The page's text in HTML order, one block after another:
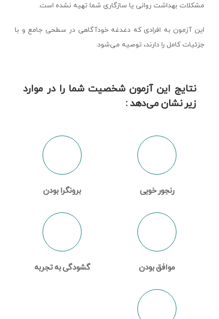
مشکلات بهداشت روانی یا سازگاری شما تهیه نشده است.
این آزمون به افرادی که دغدغه خودآگاهی در سطحی جامع و با
جزئیات کامل را دارند، توصیه می‌شود.
نتایج این آزمون شخصیت شما را در موارد
زیر نشان می‌دهد :
رنجور خویی برونگرا بودن
موافق بودن گشودگی به تجربه